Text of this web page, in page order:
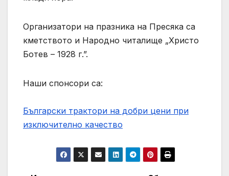
Организатори на празника на Пресяка са
кметството и Народно читалище „Христо
Ботев – 1928 г.”.
Наши спонсори са:
Български трактори на добри цени при
изключително качество